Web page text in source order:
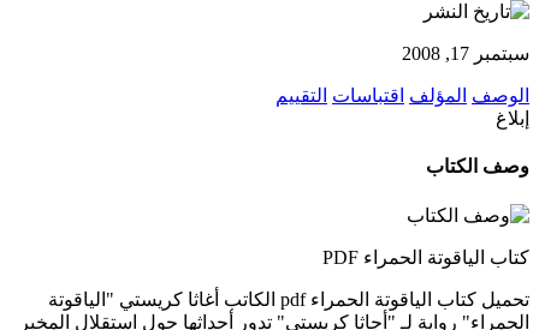
سبتمبر 17, 2008
الوصف المؤلف اقتباسات التقييم
إبلاغ
وصف الكتاب
كتاب الياقوتة الحمراء PDF
تحميل كتاب الياقوتة الحمراء pdf الكاتب أغاثا كريستي "الياقوتة
الحمراء" رواية لـ "أجاثا كريستى" تدور أحداثها حول استقلال المخبر